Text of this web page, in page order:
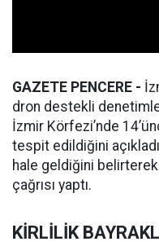
GAZETE PENCERE -
dron destekli
İzmir Körfezi’nde
tespit edildiğini
hale geldiğini
çağrısı yaptı.
KİRLİLİK